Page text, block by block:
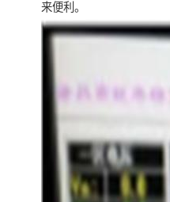
来便利。